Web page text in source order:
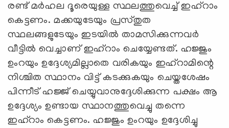
രണ്ട് മര്‍ഹല ദൂരെയുള്ള സ്ഥലത്തുവെച്ച് ഇഹ്‌റാം
കെട്ടണം. മക്കയുടേയും പ്രസ്തുത
സ്ഥലങ്ങളുടേയും ഇടയില്‍ താമസിക്കുന്നവര്‍
വീട്ടില്‍ വെച്ചാണ് ഇഹ്‌റാം ചെയ്യേണ്ടത്. ഹജ്ജും
ഉംറയും ഉദ്ദേശ്യമില്ലാതെ വരികയും ഇഹ്‌റാമിന്റെ
നിശ്ചിത സ്ഥാനം വിട്ട് കടക്കുകയും ചെയ്തശേഷം
പിന്നീട് ഹജ്ജ് ചെയ്യുവാനുദ്ദേശിക്കുന്ന പക്ഷം ആ
ഉദ്ദേശ്യം ഉണ്ടായ സ്ഥാനത്തുവെച്ചു തന്നെ
ഇഹ്‌റാം കെട്ടണം. ഹജ്ജും ഉംറയും ഉദ്ദേശിച്ചു